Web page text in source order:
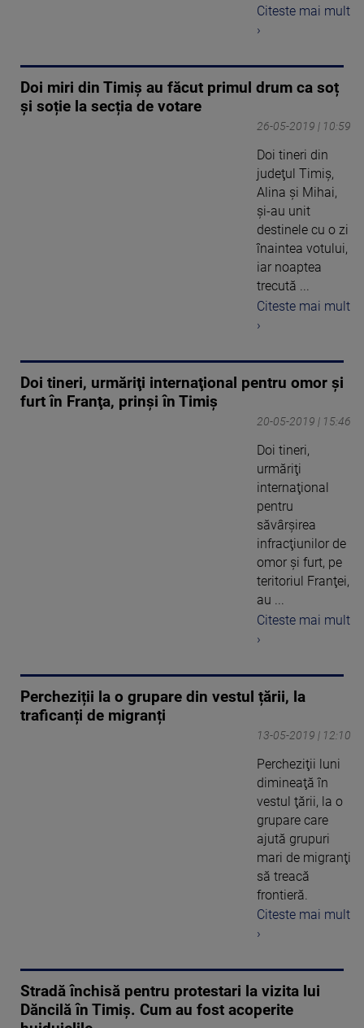
Citeste mai mult
›
Doi miri din Timiș au făcut primul drum ca soț
și soție la secția de votare
26-05-2019 | 10:59
Doi tineri din
judeţul Timiş,
Alina şi Mihai,
şi-au unit
destinele cu o zi
înaintea votului,
iar noaptea
trecută ...
Citeste mai mult
›
Doi tineri, urmăriţi internaţional pentru omor şi
furt în Franţa, prinşi în Timiș
20-05-2019 | 15:46
Doi tineri,
urmăriţi
internaţional
pentru
săvârşirea
infracţiunilor de
omor şi furt, pe
teritoriul Franţei,
au ...
Citeste mai mult
›
Percheziții la o grupare din vestul țării, la
traficanți de migranți
13-05-2019 | 12:10
Percheziţii luni
dimineaţă în
vestul ţării, la o
grupare care
ajută grupuri
mari de migranţi
să treacă
frontieră.
Citeste mai mult
›
Stradă închisă pentru protestari la vizita lui
Dăncilă în Timiș. Cum au fost acoperite